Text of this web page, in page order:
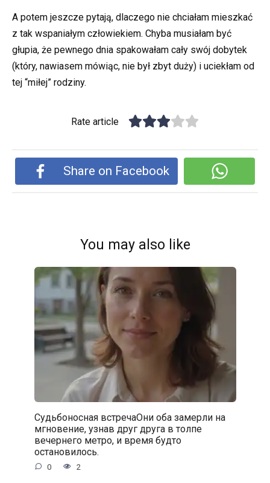
A potem jeszcze pytają, dlaczego nie chciałam mieszkać
z tak wspaniałym człowiekiem. Chyba musiałam być
głupia, że pewnego dnia spakowałam cały swój dobytek
(który, nawiasem mówiąc, nie był zbyt duży) i uciekłam od
tej “miłej” rodziny.
Rate article
Share on Facebook
You may also like
Судьбоносная встречаОни оба замерли на
мгновение, узнав друг друга в толпе
вечернего метро, и время будто
остановилось.
0 2